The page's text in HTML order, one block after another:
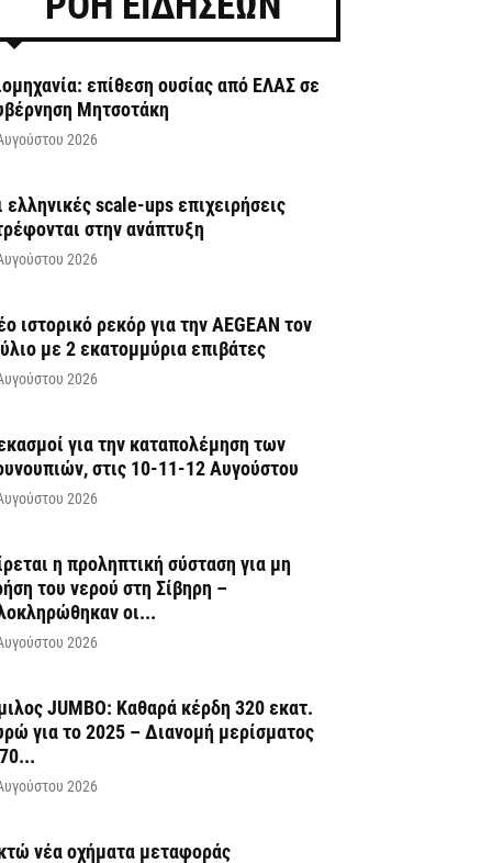
επίθεση ουσίας από ΕΛΑΣ σε
Μητσοτάκη
2026
ελληνικές scale-ups επιχειρήσεις
στην ανάπτυξη
2026
ιστορικό ρεκόρ για την AEGEAN τον
με 2 εκατομμύρια επιβάτες
2026
για την καταπολέμηση των
στις 10-11-12 Αυγούστου
2026
η προληπτική σύσταση για μη
του νερού στη Σίβηρη –
οι...
2026
JUMBO: Καθαρά κέρδη 320 εκατ.
για το 2025 – Διανομή μερίσματος
2026
νέα οχήματα μεταφοράς